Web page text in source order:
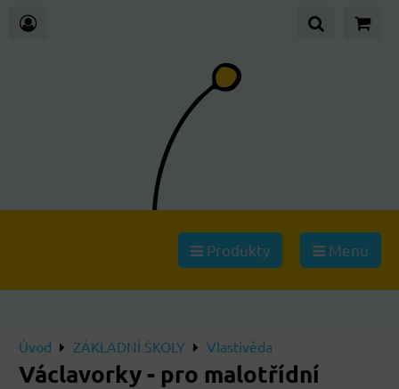
Produkty Menu
Úvod ZÁKLADNÍ ŠKOLY Vlastivěda
Václavorky - pro malotřídní